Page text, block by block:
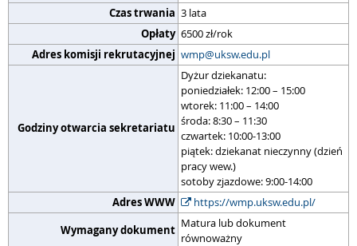
Czas trwania 3 lata
Opłaty 6500 zł/rok
Adres komisji rekrutacyjnej wmp@uksw.edu.pl
Godziny otwarcia sekretariatu
Dyżur dziekanatu:
poniedziałek: 12:00 – 15:00
wtorek: 11:00 – 14:00
środa: 8:30 – 11:30
czwartek: 10:00-13:00
piątek: dziekanat nieczynny (dzień
pracy wew.)
sotoby zjazdowe: 9:00-14:00
Adres WWW
https://wmp.uksw.edu.pl/
Wymagany dokument Matura lub dokument
równoważny